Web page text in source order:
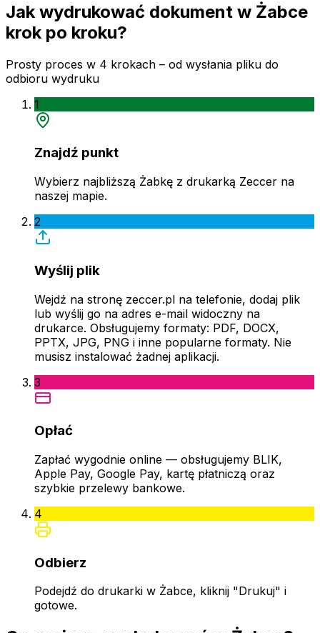
Jak wydrukować dokument w Żabce
krok po kroku?
Prosty proces w 4 krokach – od wysłania pliku do
odbioru wydruku
1
Znajdź punkt
Wybierz najbliższą Żabkę z drukarką Zeccer na
naszej mapie.
2
Wyślij plik
Wejdź na stronę zeccer.pl na telefonie, dodaj plik
lub wyślij go na adres e-mail widoczny na
drukarce. Obsługujemy formaty: PDF, DOCX,
PPTX, JPG, PNG i inne popularne formaty. Nie
musisz instalować żadnej aplikacji.
3
Opłać
Zapłać wygodnie online — obsługujemy BLIK,
Apple Pay, Google Pay, kartę płatniczą oraz
szybkie przelewy bankowe.
4
Odbierz
Podejdź do drukarki w Żabce, kliknij "Drukuj" i
gotowe.